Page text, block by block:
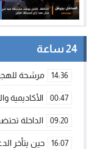
24 ساعة
14:36 مرشحة
00:47 الأكاديمية
09:20 الداخلة
16:07 حين يتأخر